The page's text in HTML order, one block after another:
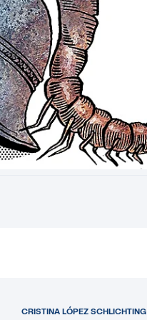
CRISTINA LÓPEZ SCHLICHTING